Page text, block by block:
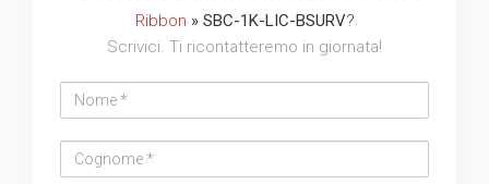
Ribbon » SBC-1K-LIC-BSURV?
Scrivici. Ti ricontatteremo in giornata!